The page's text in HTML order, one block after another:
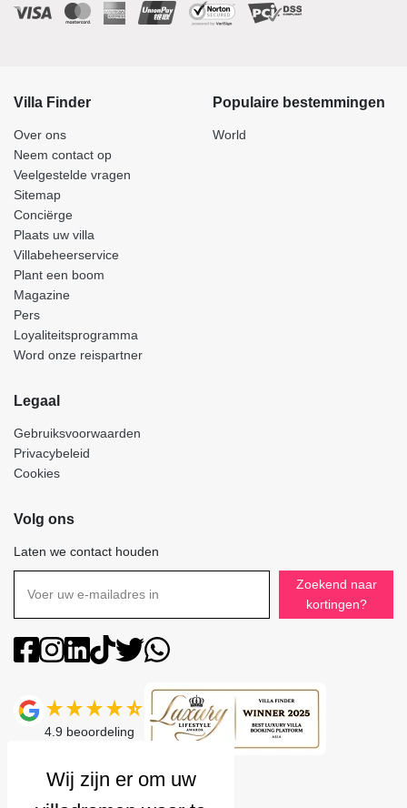
Villa Finder
Over ons
Neem contact op
Veelgestelde vragen
Sitemap
Conciërge
Plaats uw villa
Villabeheerservice
Plant een boom
Magazine
Pers
Loyaliteitsprogramma
Word onze reispartner
Populaire bestemmingen
World
Legaal
Gebruiksvoorwaarden
Privacybeleid
Cookies
Volg ons
Laten we contact houden
Zoekend naar
kortingen?
4.9 beoordeling